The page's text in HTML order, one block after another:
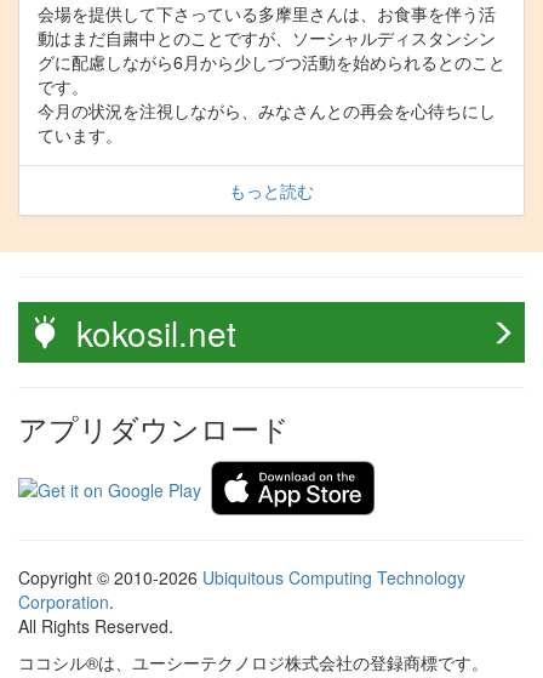
会場を提供して下さっている多摩里さんは、お食事を伴う活
動はまだ自粛中とのことですが、ソーシャルディスタンシン
グに配慮しながら6月から少しづつ活動を始められるとのこと
です。
今月の状況を注視しながら、みなさんとの再会を心待ちにし
ています。
もっと読む
kokosil.net
アプリダウンロード
Copyright © 2010-2026 Ubiquitous Computing Technology
Corporation.
All Rights Reserved.
ココシル®は、ユーシーテクノロジ株式会社の登録商標です。